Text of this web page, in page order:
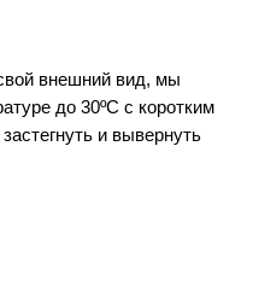
внешний вид, мы
до 30ºC с коротким
и вывернуть